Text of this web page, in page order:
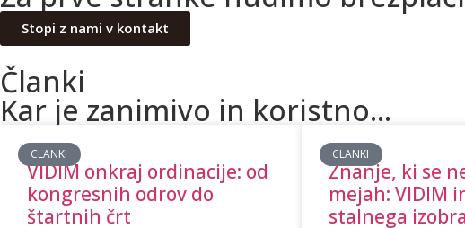
Stopi z nami v kontakt
Članki
Kar je zanimivo in koristno...
CLANKI
VIDIM onkraj ordinacije: od
kongresnih odrov do
štartnih črt
CLANKI
Znanje, ki se
mejah: VIDIM
stalnega